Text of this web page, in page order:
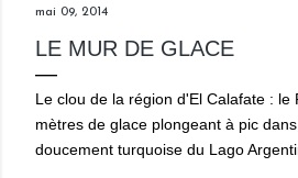
mai 09, 2014
LE MUR DE GLACE
Le clou de la région d'El Calafate : le
mètres de glace plongeant à pic
doucement turquoise du Lago